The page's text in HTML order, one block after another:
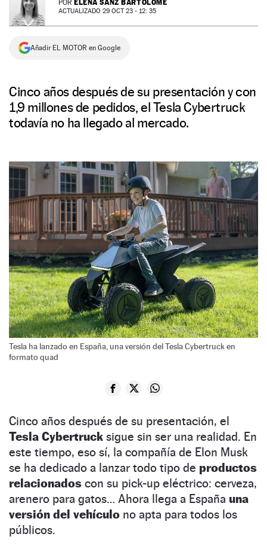
NEWSLETTER
SÍGUENOS
POR ELENA SANZ BARTOLOMÉ
ACTUALIZADO 29 OCT 23 - 12: 35
Añadir EL MOTOR en Google
Cinco años después de su presentación y con
1,9 millones de pedidos, el Tesla Cybertruck
todavía no ha llegado al mercado.
Tesla ha lanzado en España, una versión del Tesla Cybertruck en
formato quad
Cinco años después de su presentación, el
Tesla Cybertruck sigue sin ser una realidad. En
este tiempo, eso sí, la compañía de Elon Musk
se ha dedicado a lanzar todo tipo de productos
relacionados con su pick-up eléctrico: cerveza,
arenero para gatos… Ahora llega a España una
versión del vehículo no apta para todos los
públicos.